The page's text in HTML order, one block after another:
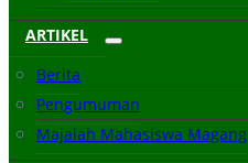
ARTIKEL
Berita
Pengumuman
Majalah Mahasiswa Magang